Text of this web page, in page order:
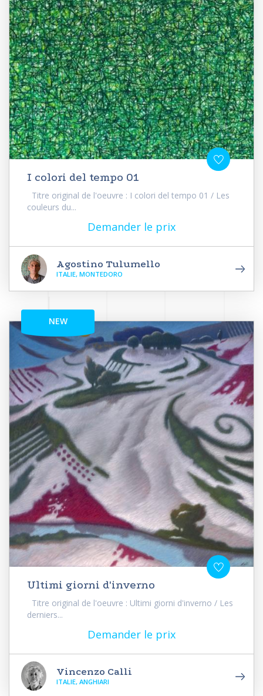
I colori del tempo 01
Titre original de l'oeuvre : I colori del tempo 01 / Les
couleurs du...
Demander le prix
Agostino Tulumello
ITALIE, MONTEDORO
NEW
Ultimi giorni d'inverno
Titre original de l'oeuvre : Ultimi giorni d'inverno / Les
derniers...
Demander le prix
Vincenzo Calli
ITALIE, ANGHIARI